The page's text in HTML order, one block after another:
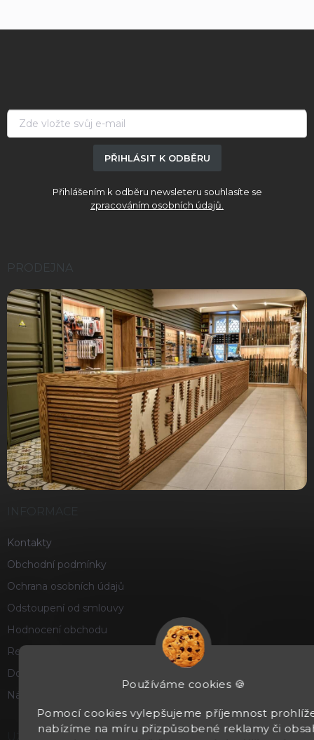
Používáme cookies 🍪
Pomocí cookies vylepšujeme příjemnost
nabízíme na míru přizpůsobené reklamy či
PŘIHLÁSIT K ODBĚRU
Přihlášením k odběru newsleteru souhlasíte se
zpracováním osobních údajů.
PRODEJNA
Kontakty
Obchodní podmínky
Ochrana osobních údajů
Odstoupení od smlouvy
Hodnocení obchodu
Reklamace a vrácení zboží
Doprava a platba
Náš příběh